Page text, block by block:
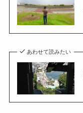
あわせて読みたい